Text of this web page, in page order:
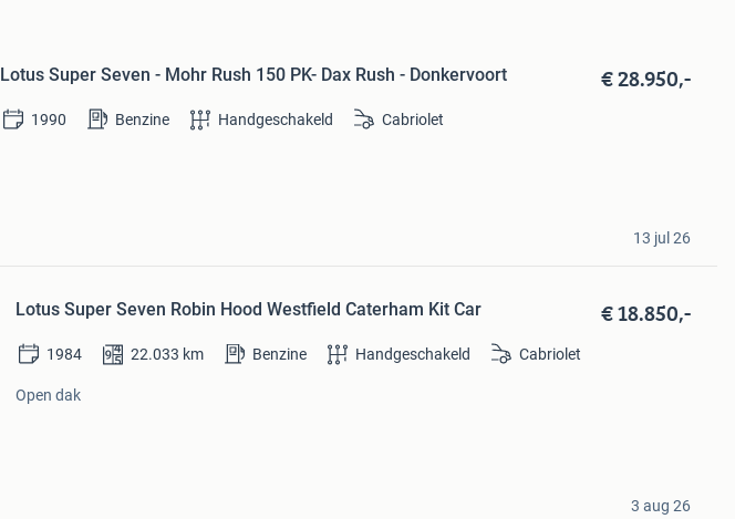
Lotus Super Seven - Mohr Rush 150 PK- Dax Rush - Donkervoort € 28.950,-
1990 Benzine Handgeschakeld Cabriolet
13 jul 26
Lotus Super Seven Robin Hood Westfield Caterham Kit Car € 18.850,-
1984 22.033 km Benzine Handgeschakeld Cabriolet
Open dak
3 aug 26